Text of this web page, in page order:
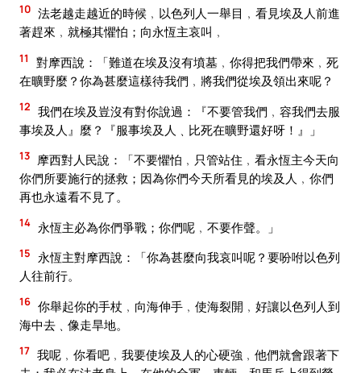
10 法老越走越近的時候﹐以色列人一舉目﹐看見埃及人前進
著趕來﹐就極其懼怕；向永恆主哀叫﹐
11
對摩西說：「難道在埃及沒有墳墓﹐你得把我們帶來﹐死
在曠野麼？你為甚麼這樣待我們﹐將我們從埃及領出來呢？
12 我們在埃及豈沒有對你說過：『不要管我們﹐容我們去服
事埃及人』麼？『服事埃及人﹑比死在曠野還好呀！』」
13 摩西對人民說：「不要懼怕﹐只管站住﹐看永恆主今天向
你們所要施行的拯救；因為你們今天所看見的埃及人﹐你們
再也永遠看不見了。
14 永恆主必為你們爭戰；你們呢﹐不要作聲。」
15
永恆主對摩西說：「你為甚麼向我哀叫呢？要吩咐以色列
人往前行。
16 你舉起你的手杖﹐向海伸手﹐使海裂開﹐好讓以色列人到
海中去﹑像走旱地。
17 我呢﹐你看吧﹐我要使埃及人的心硬強﹐他們就會跟著下